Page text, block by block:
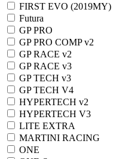
FIRST EVO (2019MY)
Futura
GP PRO
GP PRO COMP v2
GP RACE v2
GP RACE v3
GP TECH v3
GP TECH V4
HYPERTECH v2
HYPERTECH V3
LITE EXTRA
MARTINI RACING
ONE